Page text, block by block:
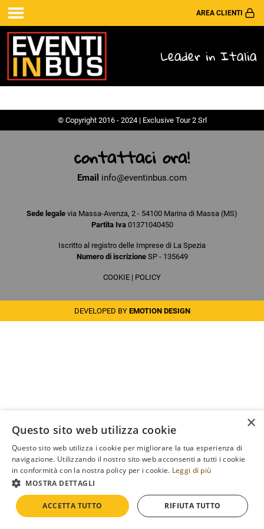
AREA CLIENTI
Leader in Italia
© Copyright 2016 - 2024 | Exclusive Tour 2 Srl
contattaci ora!
Email info@eventinbus.com
Sede legale via Massa-Avenza, 2 - 54100 Marina di Massa (MS)
Partita Iva01371040450
Iscritto al registro delle Imprese di La Spezia
Numero di iscrizioneSP - 135649
COOKIE | POLICY
DEVELOPED BY EMOTION DESIGN
×
Questo sito web utilizza cookie
Questo sito web utilizza i cookie per migliorare la tua esperienza di
navigazione. Utilizzando il nostro sito web acconsenti a tutti i cookie
in conformità con la nostra policy per i cookie. Leggi di più
MOSTRA DETTAGLI
ACCETTA TUTTO RIFIUTA TUTTO